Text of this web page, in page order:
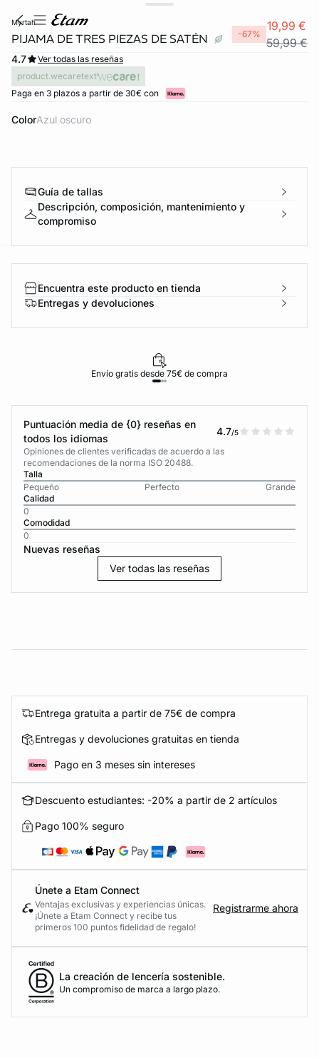
myrtah
PIJAMA DE TRES PIEZAS DE SATÉN -67%
19,99 €
59,99 €
4.7
Ver todas las reseñas
product.wecaretext
Paga en 3 plazos a partir de 30€ con
Color azul oscuro
Guía de tallas
Descripción, composición, mantenimiento y
compromiso
Encuentra este producto en tienda
Entregas y devoluciones
Envío gratis desde 75€ de compra
Puntuación media de {0} reseñas en
todos los idiomas
4.7/5
Opiniones de clientes verificadas de acuerdo a las
recomendaciones de la norma ISO 20488.
Talla
Pequeño
Perfecto
Grande
Calidad
0
Comodidad
0
Nuevas reseñas
Ver todas las reseñas
Entrega gratuita a partir de 75€ de compra
Entregas y devoluciones gratuitas en tienda
Pago en 3 meses sin intereses
Descuento estudiantes: -20% a partir de 2 artículos
Pago 100% seguro
Únete a Etam Connect
Ventajas exclusivas y experiencias únicas.
¡Únete a Etam Connect y recibe tus
primeros 100 puntos fidelidad de regalo!
Registrarme ahora
La creación de lencería sostenible.
Un compromiso de marca a largo plazo.